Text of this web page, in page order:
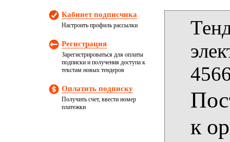
Кабинет подписчика
Настроить профиль рассылки
Регистрация
Зарегистрироваться для оплаты
подписки и получения доступа к
текстам новых тендеров
Оплатить подписку
Получить счет, ввести номер
платежки
к